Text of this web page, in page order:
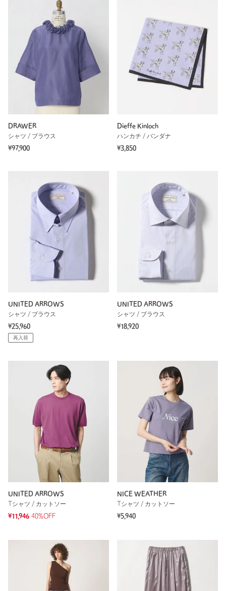
DRAWER
シャツ / ブラウス
¥97,900
Dieffe Kinloch
ハンカチ / バンダナ
¥3,850
UNITED ARROWS
シャツ / ブラウス
¥25,960
再入荷
UNITED ARROWS
シャツ / ブラウス
¥18,920
UNITED ARROWS
Tシャツ / カットソー
¥11,946 40%OFF
NICE WEATHER
Tシャツ / カットソー
¥5,940